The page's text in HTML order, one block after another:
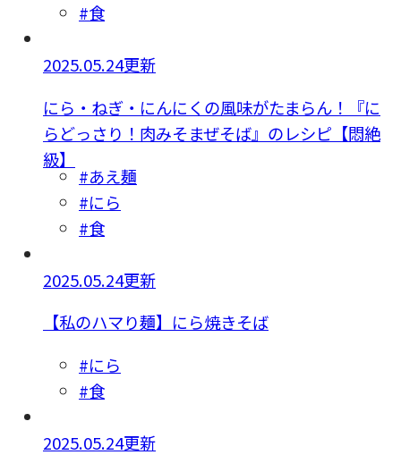
#食
2025.05.24更新
にら・ねぎ・にんにくの風味がたまらん！『に
らどっさり！肉みそまぜそば』のレシピ【悶絶
級】
#あえ麺
#にら
#食
2025.05.24更新
【私のハマり麺】にら焼きそば
#にら
#食
2025.05.24更新